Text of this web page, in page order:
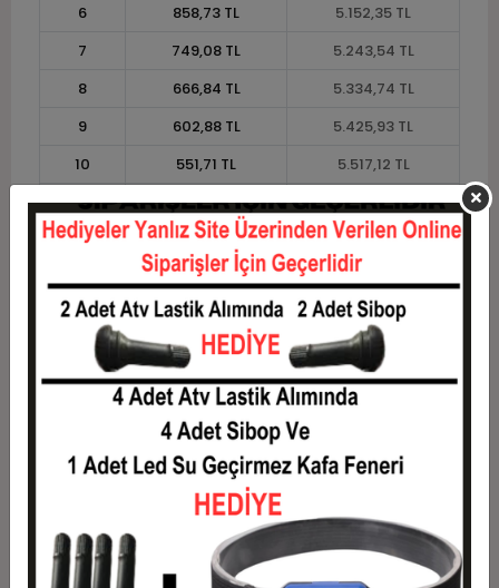
6
858,73 TL
5.152,35 TL
7
749,08 TL
5.243,54 TL
8
666,84 TL
5.334,74 TL
9
602,88 TL
5.425,93 TL
10
551,71 TL
5.517,12 TL
11
505,70 TL
5.562,72 TL
12
471,16 TL 5.653,91 TL
Taksit Taksit Tutarı
Toplam Tutar
1
4.559,60 TL
4.559,60 TL
2.279,80 TL
3
1.626,26 TL
4.878,78 TL
1.242,49 TL
5
1.012,23 TL
6
858,73 TL
5.152,35 TL